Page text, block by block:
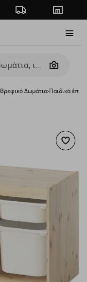
Πορεία παραγγελίας
Camera
Βρεφικό Δωμάτιο›Παιδικά